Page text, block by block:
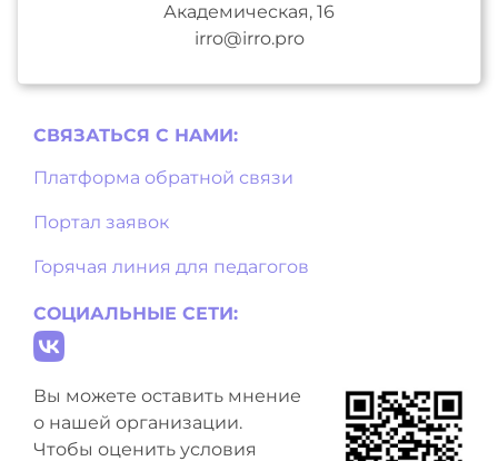
Академическая, 16
irro@irro.pro
СВЯЗАТЬСЯ С НAМИ:
Платформа обратной связи
Портал заявок
Горячая линия для педагогов
СОЦИАЛЬНЫЕ СЕТИ:
Вы можете оставить мнение
о нашей организации.
Чтобы оценить условия